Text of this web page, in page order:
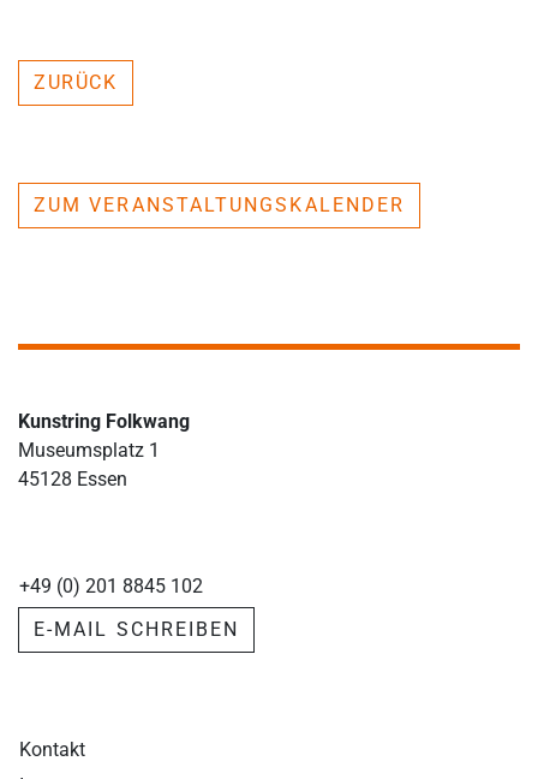
ZURÜCK
ZUM VERANSTALTUNGSKALENDER
Kunstring Folkwang
Museumsplatz 1
45128 Essen
+49 (0) 201 8845 102
E-MAIL SCHREIBEN
Kontakt